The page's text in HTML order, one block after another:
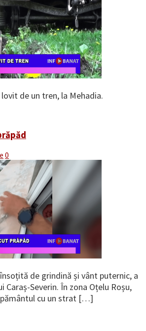
de un tren, la Mehadia.
0
de grindină și vânt puternic, a
Severin. În zona Oțelu Roșu,
cu un strat […]